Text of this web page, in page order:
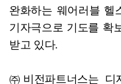
완화하는 웨어러블 헬
기자극으로 기도를 확
받고 있다.
㈜비전파트너스는 디